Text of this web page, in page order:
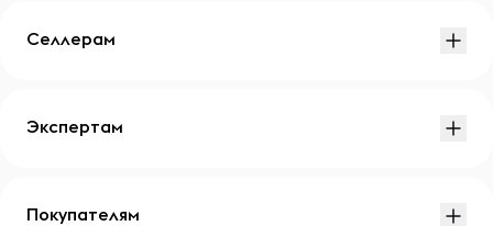
Селлерам
Экспертам
Покупателям